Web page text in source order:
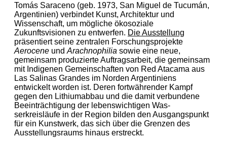
Tomás Saraceno (geb. 1973, San Miguel de Tucumán,
Argentinien) verbindet Kunst, Archi­tektur und
Wissenschaft, um mögliche ökosoziale
Zukunftsvisionen zu entwerfen. Die Aus­stellung
präsentiert seine zentralen Forschungsprojekte
Aerocene und Arach­no­philia sowie eine neue,
gemeinsam produzierte Auftragsarbeit, die gemeinsam
mit Indigenen Ge­mein­schaften von Red Atacama aus
Las Salinas Grandes im Norden Argentiniens
entwickelt worden ist. Deren fortwährender Kampf
gegen den Lithiumabbau und die damit verbundene
Beein­träch­tigung der lebenswichtigen Was­
serkreisläufe in der Region bilden den Aus­gangs­punkt
für ein Kunstwerk, das sich über die Grenzen des
Ausstellungsraums hinaus er­streckt.